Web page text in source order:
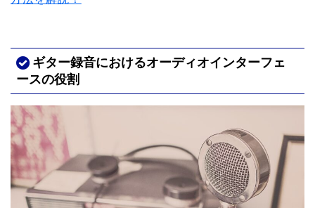
ギター録音におけるオーディオインターフェ
ースの役割